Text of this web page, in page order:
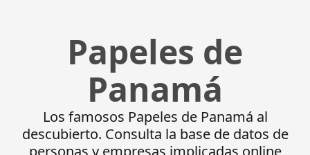
Papeles de
Panamá
Los famosos Papeles de Panamá al
descubierto. Consulta la base de datos de
personas y empresas implicadas online